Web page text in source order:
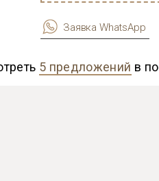
Заявка WhatsApp
5 предложений в